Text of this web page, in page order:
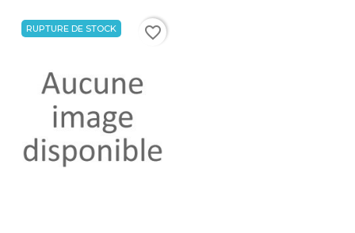
RUPTURE DE STOCK favorite_border